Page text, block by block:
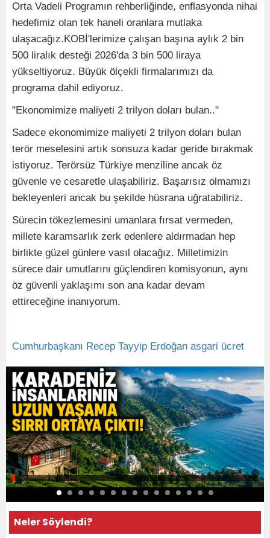
Orta Vadeli Programın rehberliğinde, enflasyonda nihai
hedefimiz olan tek haneli oranlara mutlaka
ulaşacağız.KOBİ'lerimize çalışan başına aylık 2 bin
500 liralık desteği 2026'da 3 bin 500 liraya
yükseltiyoruz. Büyük ölçekli firmalarımızı da
programa dahil ediyoruz.
"Ekonomimize maliyeti 2 trilyon doları bulan.."
Sadece ekonomimize maliyeti 2 trilyon doları bulan
terör meselesini artık sonsuza kadar geride bırakmak
istiyoruz. Terörsüz Türkiye menziline ancak öz
güvenle ve cesaretle ulaşabiliriz. Başarısız olmamızı
bekleyenleri ancak bu şekilde hüsrana uğratabiliriz.
Sürecin tökezlemesini umanlara fırsat vermeden,
millete karamsarlık zerk edenlere aldırmadan hep
birlikte güzel günlere vasıl olacağız. Milletimizin
sürece dair umutlarını güçlendiren komisyonun, aynı
öz güvenli yaklaşımı son ana kadar devam
ettireceğine inanıyorum.
Cumhurbaşkanı Recep Tayyip Erdoğan asgari ücret
Neler Söylendi?